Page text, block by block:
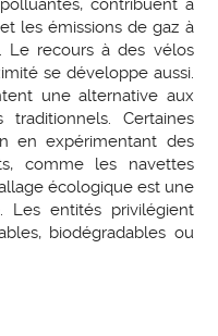
contribuent à
les émissions de gaz à
Le recours à des vélos
se développe aussi.
une alternative aux
Certaines
en expérimentant des
comme les navettes
écologique est une
Les entités privilégient
biodégradables ou